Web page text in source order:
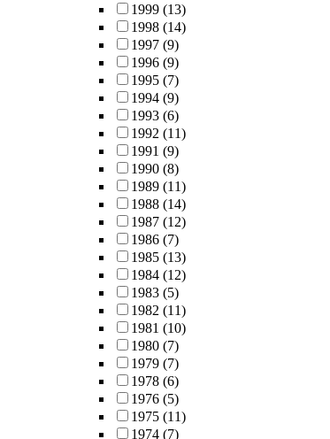
1999 (13)
1998 (14)
1997 (9)
1996 (9)
1995 (7)
1994 (9)
1993 (6)
1992 (11)
1991 (9)
1990 (8)
1989 (11)
1988 (14)
1987 (12)
1986 (7)
1985 (13)
1984 (12)
1983 (5)
1982 (11)
1981 (10)
1980 (7)
1979 (7)
1978 (6)
1976 (5)
1975 (11)
1974 (7)